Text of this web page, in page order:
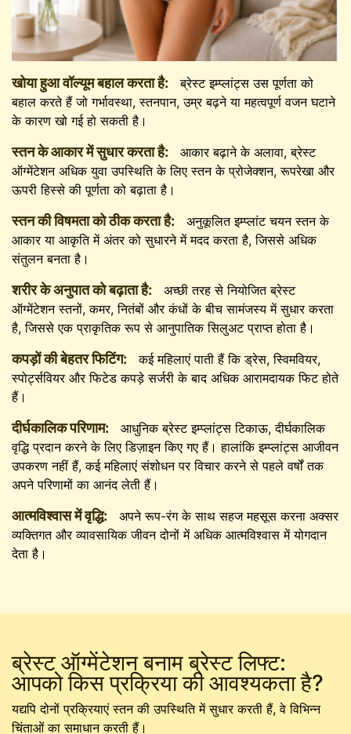
खोया हुआ वॉल्यूम बहाल करता है:
ब्रेस्ट इम्प्लांट्स उस पूर्णता को
बहाल करते हैं जो गर्भावस्था, स्तनपान, उम्र बढ़ने या महत्वपूर्ण वजन घटाने
के कारण खो गई हो सकती है।
स्तन के आकार में सुधार करता है:
आकार बढ़ाने के अलावा, ब्रेस्ट
ऑग्मेंटेशन अधिक युवा उपस्थिति के लिए स्तन के प्रोजेक्शन, रूपरेखा और
ऊपरी हिस्से की पूर्णता को बढ़ाता है।
स्तन की विषमता को ठीक करता है:
अनुकूलित इम्प्लांट चयन स्तन के
आकार या आकृति में अंतर को सुधारने में मदद करता है, जिससे अधिक
संतुलन बनता है।
शरीर के अनुपात को बढ़ाता है:
अच्छी तरह से नियोजित ब्रेस्ट
ऑग्मेंटेशन स्तनों, कमर, नितंबों और कंधों के बीच सामंजस्य में सुधार करता
है, जिससे एक प्राकृतिक रूप से आनुपातिक सिलुअट प्राप्त होता है।
कपड़ों की बेहतर फिटिंग:
कई महिलाएं पाती हैं कि ड्रेस, स्विमवियर,
स्पोर्ट्सवियर और फिटेड कपड़े सर्जरी के बाद अधिक आरामदायक फिट होते
हैं।
दीर्घकालिक परिणाम:
आधुनिक ब्रेस्ट इम्प्लांट्स टिकाऊ, दीर्घकालिक
वृद्धि प्रदान करने के लिए डिज़ाइन किए गए हैं। हालांकि इम्प्लांट्स आजीवन
उपकरण नहीं हैं, कई महिलाएं संशोधन पर विचार करने से पहले वर्षों तक
अपने परिणामों का आनंद लेती हैं।
आत्मविश्वास में वृद्धि:
अपने रूप-रंग के साथ सहज महसूस करना अक्सर
व्यक्तिगत और व्यावसायिक जीवन दोनों में अधिक आत्मविश्वास में योगदान
देता है।
ब्रेस्ट ऑग्मेंटेशन बनाम ब्रेस्ट लिफ्ट:
आपको किस प्रक्रिया की आवश्यकता है?
यद्यपि दोनों प्रक्रियाएं स्तन की उपस्थिति में सुधार करती हैं, वे विभिन्न
चिंताओं का समाधान करती हैं।